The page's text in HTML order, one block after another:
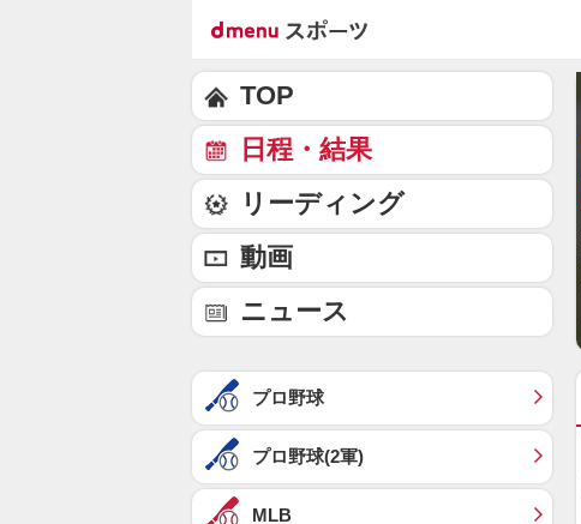
TOP
日程・結果
リーディング
動画
ニュース
プロ野球
プロ野球(2軍)
MLB